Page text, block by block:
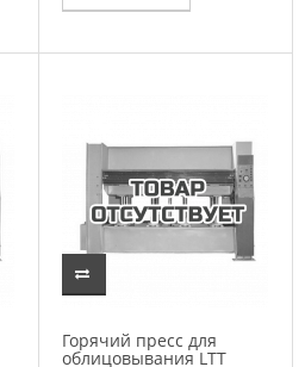
Горячий пресс для
облицовывания LTT